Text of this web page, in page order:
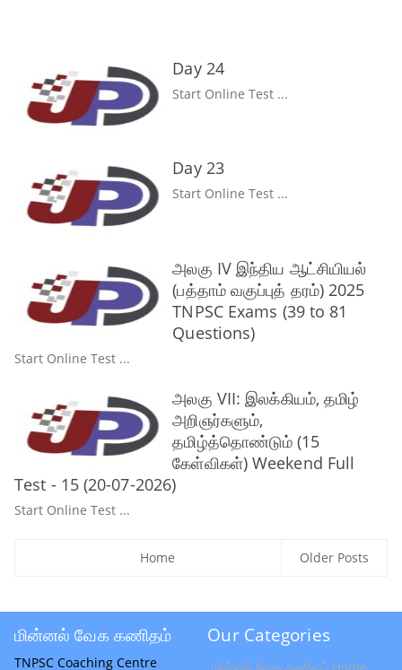
Day 24
Start Online Test ...
Day 23
Start Online Test ...
அலகு IV இந்திய ஆட்சியியல்
(பத்தாம் வகுப்புத் தரம்) 2025
TNPSC Exams (39 to 81
Questions)
Start Online Test ...
அலகு VII: இலக்கியம், தமிழ்
அறிஞர்களும்,
தமிழ்த்தொண்டும் (15
கேள்விகள்) Weekend Full
Test - 15 (20-07-2026)
Start Online Test ...
Older Posts
Home
மின்னல் வேக கணிதம்
TNPSC Coaching Centre
Our Categories
மின்னல் வேக கணிதம் Home